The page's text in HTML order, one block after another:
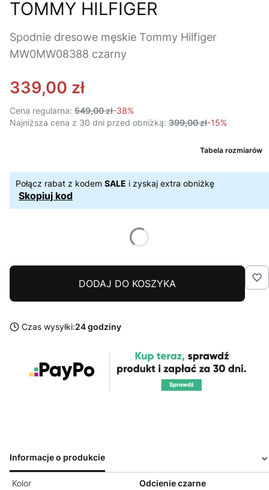
TOMMY HILFIGER
Spodnie dresowe męskie Tommy Hilfiger
MW0MW08388 czarny
339,00 zł
Cena regularna: 549,00 zł-38%
Najniższa cena z 30 dni przed obniżką: 399,00 zł-15%
Tabela rozmiarów
Połącz rabat z kodem SALE i zyskaj extra obniżkę
Skopiuj kod
DODAJ DO KOSZYKA
Czas wysyłki:24 godziny
Informacje o produkcie
Kolor Odcienie czarne